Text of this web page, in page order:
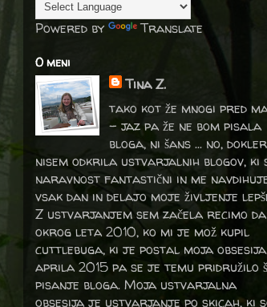
Powered by Translate
O meni
Tina Z.
tako kot že mnogi pred
- jaz pa že ne bom pisala
bloga, ni šans ... no, dokler
nisem odkrila ustvarjalnih blogov, ki
naravnost fantastični in me
vsak dan in delajo moje življenje
Z ustvarjanjem sem začela recimo da
okrog leta 2010, ko mi je mož kupil
cuttlebuga, ki je postal moja
aprila 2015 pa se je temu pridružilo
pisanje bloga. Moja ustvarjalna
obsesija je ustvarjanje po skicah, ki